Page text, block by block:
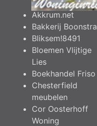
Akkrum.net
Bakkerij Boonstra
Bliksem!8491
Bloemen Vlijtige
Lies
Boekhandel Friso
Chesterfield
meubelen
Cor Oosterhoff
Woning